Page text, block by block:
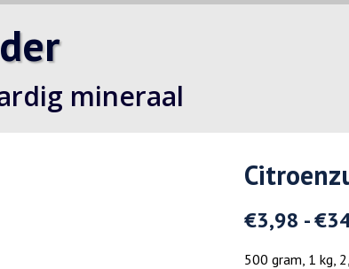
mineraal
€3,98 -€
500 gram, 1 kg,